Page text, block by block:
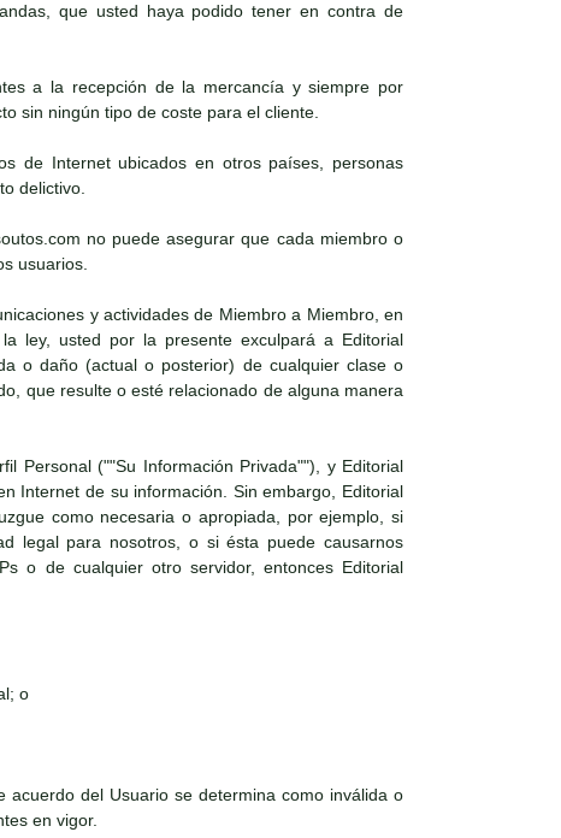
que usted haya podido tener en contra de
a la recepción de la mercancía y siempre por
sin ningún tipo de coste para el cliente.
de Internet ubicados en otros países, personas
delictivo.
no puede asegurar que cada miembro o
usuarios.
y actividades de Miembro a Miembro, en
ley, usted por la presente exculpará a Editorial
o daño (actual o posterior) de cualquier clase o
que resulte o esté relacionado de alguna manera
Personal (""Su Información Privada""), y Editorial
Internet de su información. Sin embargo, Editorial
como necesaria o apropiada, por ejemplo, si
legal para nosotros, o si ésta puede causarnos
o de cualquier otro servidor, entonces Editorial
o
del Usuario se determina como inválida o
en vigor.